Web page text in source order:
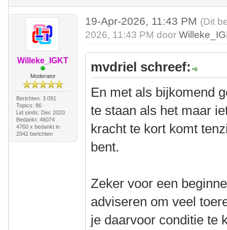
Willeke_IGKT
Moderator
Berichten: 3.091
Topics: 86
Lid sinds: Dec 2020
Bedankt: 46074
4760 x bedankt in
2042 berichten
19-Apr-2026, 11:43 PM (Dit
2026, 11:43 PM door
mvdriel schreef:
En met als bijkomend
te staan als het maar
kracht te kort komt
bent.
Zeker voor een
adviseren om veel
je daarvoor conditie te